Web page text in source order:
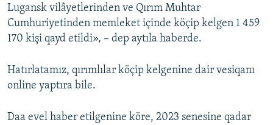
Lugansk vilâyetlerinden ve Qırım Muhtar
Cumhuriyetinden memleket içinde köçip kelgen 1 459
170 kişi qayd etildi», – dep aytıla haberde.
Hatırlatamız, qırımlılar köçip kelgenine dair vesiqanı
online yaptıra bile.
Daa evel haber etilgenine köre, 2023 senesine qadar